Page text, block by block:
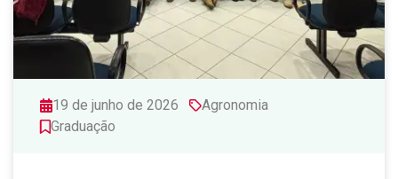
19 de junho de 2026
Agronomia
Graduação